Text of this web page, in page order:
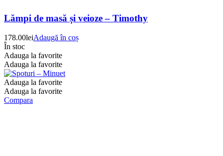
Lămpi de masă și veioze – Timothy
178.00leiAdaugă în coș
În stoc
Adauga la favorite
Adauga la favorite
Adauga la favorite
Adauga la favorite
Compara